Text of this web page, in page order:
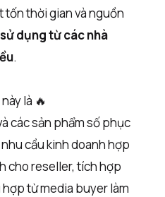
tốn thời gian và nguồn
dụng từ các nhà
.
là 🔥
các sản phẩm số phục
cầu kinh doanh hợp
cho reseller, tích hợp
từ media buyer làm